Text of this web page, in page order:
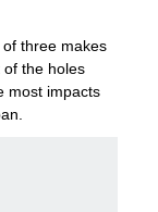
three makes
the holes
most impacts